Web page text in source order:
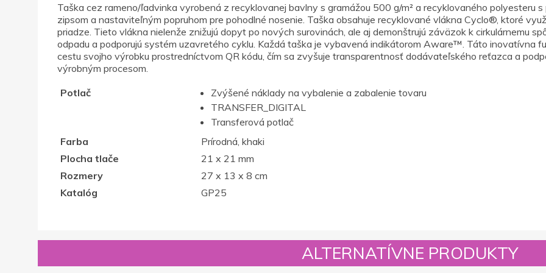
Taška cez rameno/ľadvinka vyrobená z recyklovanej bavlny s gramážou 500 g/m² a recyklovaného polyesteru
zipsom a nastaviteľným popruhom pre pohodlné nosenie. Taška obsahuje recyklované vlákna Cyclo®, ktoré
priadze. Tieto vlákna nielenže znižujú dopyt po nových surovinách, ale aj demonštrujú záväzok k cirkulárnemu
odpadu a podporujú systém uzavretého cyklu. Každá taška je vybavená indikátorom Aware™. Táto inovatívna
cestu svojho výrobku prostredníctvom QR kódu, čím sa zvyšuje transparentnosť dodávateľského reťazca a
výrobným procesom.
Potlač
Zvýšené náklady na vybalenie a zabalenie tovaru
TRANSFER_DIGITAL
Transferová potlač
Farba
Prírodná, khaki
Plocha tlače
21 x 21 mm
Rozmery
27 x 13 x 8 cm
Katalóg
GP25
ALTERNATÍVNE PRODUKTY